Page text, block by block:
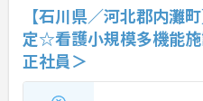
【石川県／河北郡内灘
定☆看護小規模多機能
正社員＞